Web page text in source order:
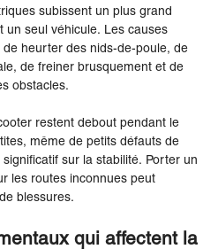
subissent un plus grand
un seul véhicule. Les causes
heurter des nids-de-poule, de
de freiner brusquement et de
obstacles.
restent debout pendant le
même de petits défauts de
sur la stabilité. Porter un
les routes inconnues peut
blessures.
qui affectent la